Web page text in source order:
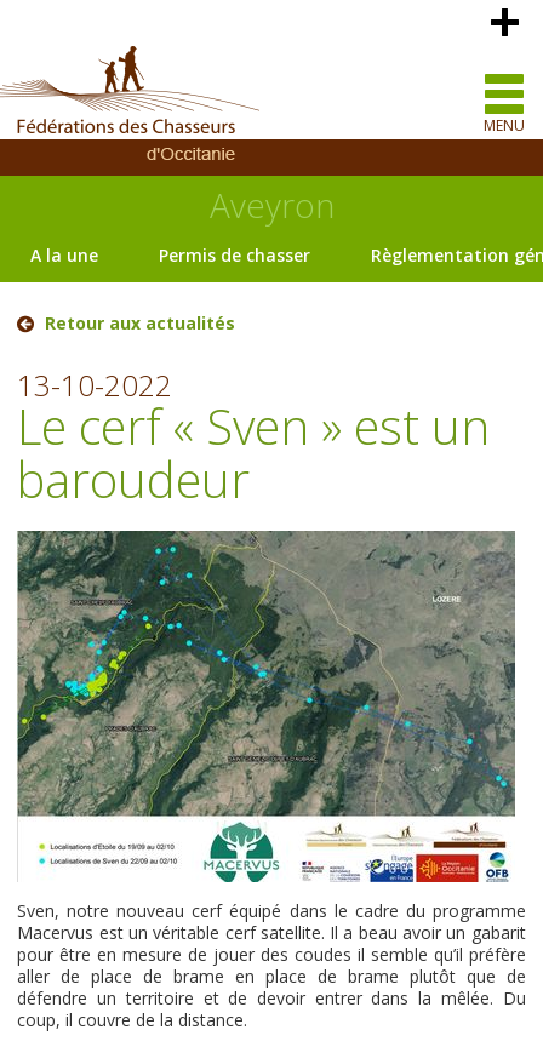
MENU
Aveyron
A la une Permis de chasser Règlementation
Retour aux actualités
13-10-2022
Le cerf « Sven » est un
baroudeur
Sven, notre nouveau cerf équipé dans le cadre du programme
Macervus est un véritable cerf satellite. Il a beau avoir un gabarit
pour être en mesure de jouer des coudes il semble qu’il préfère
aller de place de brame en place de brame plutôt que de
défendre un territoire et de devoir entrer dans la mêlée. Du
coup, il couvre de la distance.